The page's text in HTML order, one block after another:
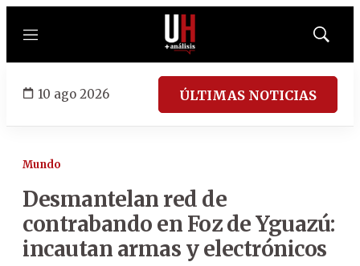
Menú
Mostrar
10 ago 2026 ÚLTIMAS NOTICIAS
Mundo
Desmantelan red de
contrabando en Foz de Yguazú:
incautan armas y electrónicos